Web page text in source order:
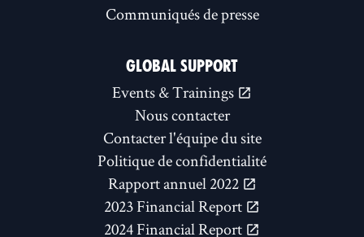
Communiqués de presse
GLOBAL SUPPORT
Events & Trainings
Nous contacter
Contacter l'équipe du site
Politique de confidentialité
Rapport annuel 2022
2023 Financial Report
2024 Financial Report